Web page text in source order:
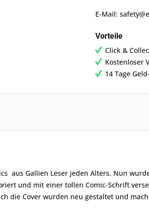
E-Mail:
Vorteile
Click &
Kostenloser
14 Tage
aus Gallien Leser jeden Alters. Nun
und mit einer tollen Comic-Schrift
die Cover wurden neu gestaltet und